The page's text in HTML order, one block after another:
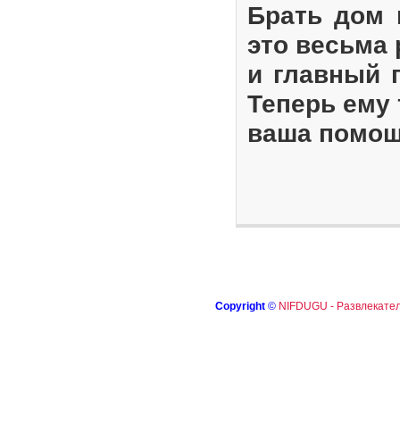
Брать дом
это весьма
и главный
Теперь ему
ваша
Copyright © NIFDUGU -